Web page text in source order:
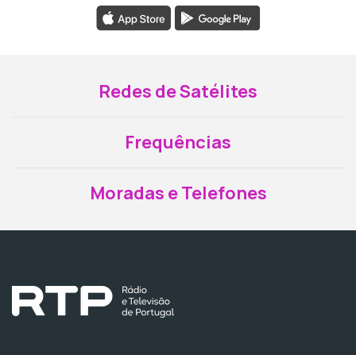
Redes de Satélites
Frequências
Moradas e Telefones